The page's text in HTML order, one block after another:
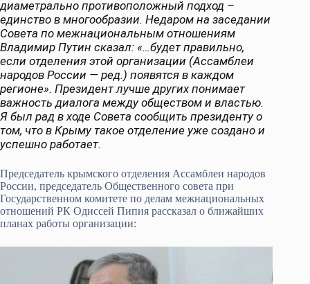
диаметрально противоположный подход –
единство в многообразии. Недаром на заседании
Совета по межнациональным отношениям
Владимир Путин сказал: «…будет правильно,
если отделения этой организации (Ассамблеи
народов России — ред.) появятся в каждом
регионе». Президент лучше других понимает
важность диалога между обществом и властью.
Я был рад в ходе Совета сообщить президенту о
том, что в Крыму такое отделение уже создано и
успешно работает.
Председатель крымского отделения Ассамблеи народов
России, председатель Общественного совета при
Государственном комитете по делам межнациональных
отношений РК Одиссей Пипия рассказал о ближайших
планах работы организации: